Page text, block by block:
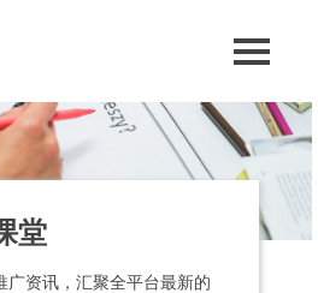
堂
广资讯，汇聚全平台最新的